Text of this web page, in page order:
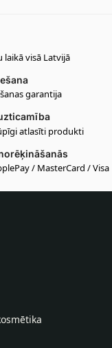
laikā visā Latvijā
garantija
atlasīti produkti
/ MasterCard / Visa